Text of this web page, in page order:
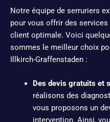
Notre équipe de serruriers
pour vous offrir des
client optimale. Voici
sommes le meilleur choix
Illkirch-Graffenstaden :
Des devis gratuits et
réalisons des
vous proposons un
intervention. Ainsi,